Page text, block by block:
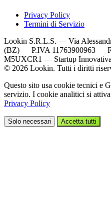
Privacy Policy
Termini di Servizio
Lookin S.R.L.S. — Via
(BZ) — P.IVA 11763900963 —
M5UXCR1 — Startup Innovativa
© 2026 Lookin. Tutti i diritti
Questo sito usa cookie tecnici e
servizio. I cookie analitici si
Privacy Policy
Solo necessari Accetta tutti